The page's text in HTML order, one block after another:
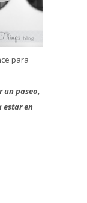
para
un paseo,
estar en